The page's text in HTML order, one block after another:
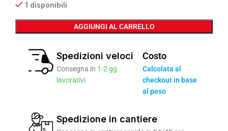
1 disponibili
AGGIUNGI AL CARRELLO
Spedizioni veloci
Consegna in 1-2 gg
lavorativi
Costo
Calcolata al
checkout in base
al peso
Spedizione in cantiere